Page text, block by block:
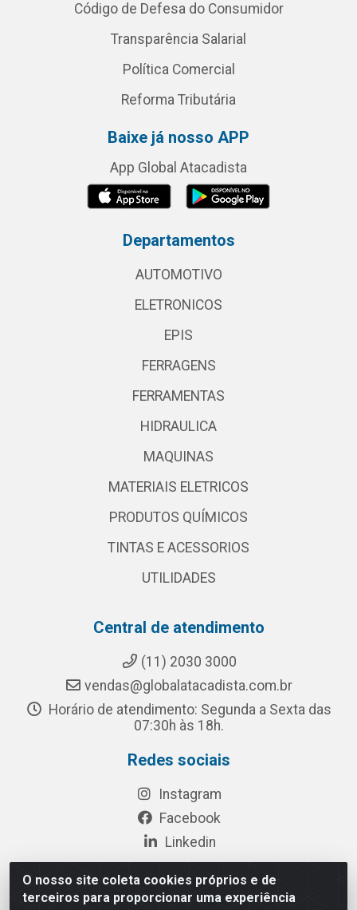
O nosso site coleta cookies próprios e de
terceiros para proporcionar uma experiência
Código de Defesa do Consumidor
Transparência Salarial
Política Comercial
Reforma Tributária
Baixe já nosso APP
App Global Atacadista
Departamentos
AUTOMOTIVO
ELETRONICOS
EPIS
FERRAGENS
FERRAMENTAS
HIDRAULICA
MAQUINAS
MATERIAIS ELETRICOS
PRODUTOS QUÍMICOS
TINTAS E ACESSORIOS
UTILIDADES
Central de atendimento
(11) 2030 3000
vendas@globalatacadista.com.br
Horário de atendimento: Segunda a Sexta das
07:30h às 18h.
Redes sociais
Instagram
Facebook
Linkedin